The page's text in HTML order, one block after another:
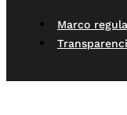
Marco